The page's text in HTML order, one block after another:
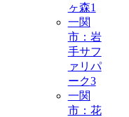
ヶ森1
一関
市：岩
手サフ
ァリパ
ーク3
一関
市：花